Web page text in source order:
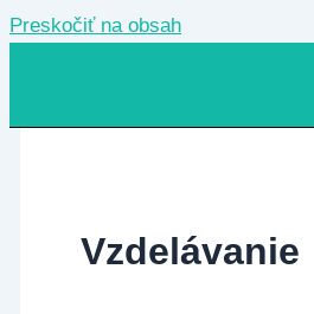
Preskočiť na obsah
Vzdelávanie